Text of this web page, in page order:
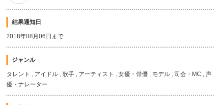
結果通知日
2018年08月06日まで
ジャンル
タレント , アイドル , 歌手 , アーティスト , 女優・俳優 , モデル , 司会・MC , 声
優・ナレーター